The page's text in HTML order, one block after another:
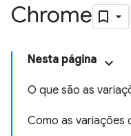
Chrome
Nesta página
O que são as
Como as variações